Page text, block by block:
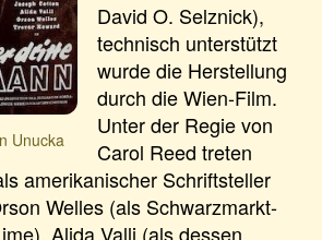
Unucka
David O. Selznick),
technisch unterstützt
wurde die Herstellung
durch die Wien-Film.
Unter der Regie von
Carol Reed treten
amerikanischer Schriftsteller
Welles (als Schwarzmarkt-
Alida Valli (als dessen